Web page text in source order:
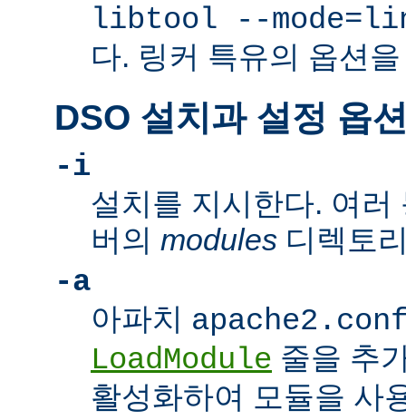
libtool --
다. 링커 특유의 옵션
DSO 설치과 설정 옵
-i
설치를 지시한다. 여러
버의 modules 디렉토
-a
아파치
LoadModule 줄을 추
활성화하여 모듈을 사